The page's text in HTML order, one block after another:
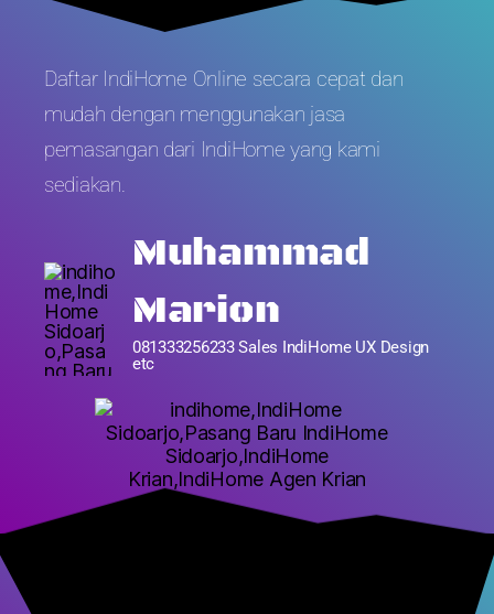
Daftar IndiHome Online secara cepat dan
mudah dengan menggunakan jasa
pemasangan dari IndiHome yang kami
sediakan.
Muhammad
Marion
081333256233 Sales IndiHome UX Design
etc